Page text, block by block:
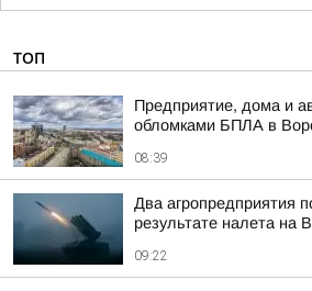
ТОП
Предприятие, дома и
обломками БПЛА в
08:39
Два агропредприятия
результате налета на
09:22